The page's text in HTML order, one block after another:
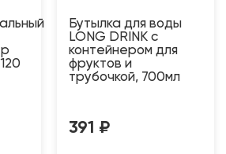
Бутылка для воды
LONG DRINK с
контейнером для
фруктов и
трубочкой, 700мл
391 ₽